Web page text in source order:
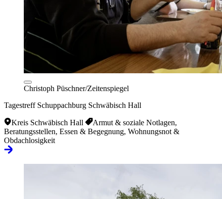
Christoph Püschner/Zeitenspiegel
Tagestreff Schuppachburg Schwäbisch Hall
Kreis Schwäbisch Hall
Armut & soziale Notlagen,
Beratungsstellen, Essen & Begegnung, Wohnungsnot &
Obdachlosigkeit